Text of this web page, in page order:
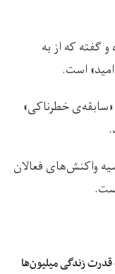
گفته که از به
است.
خطرناکی»
واکنش‌های فعالان
زندگی میلیون‌ها